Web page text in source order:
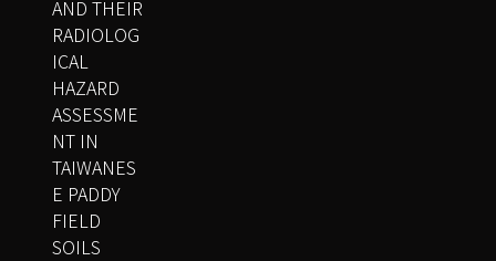
AND THEIR
RADIOLOG
ICAL
HAZARD
ASSESSME
NT IN
TAIWANES
E PADDY
FIELD
SOILS